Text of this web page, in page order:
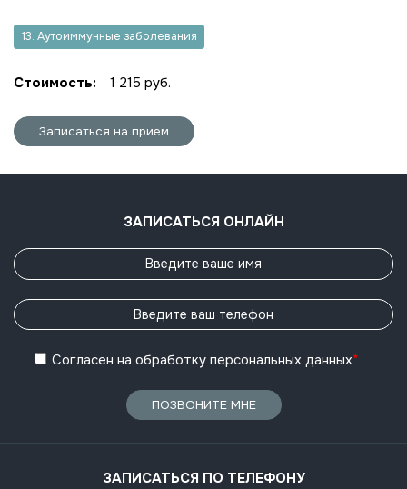
13. Аутоиммунные заболевания
Стоимость: 1 215 руб.
Записаться на прием
ЗАПИСАТЬСЯ ОНЛАЙН
Согласен на обработку персональных данных*
ПОЗВОНИТЕ МНЕ
ЗАПИСАТЬСЯ ПО ТЕЛЕФОНУ